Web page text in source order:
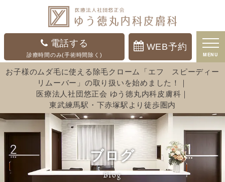
電話する
診療時間のみ(手術時間除く)
WEB予約
MENU
お子様のムダ毛に使える除毛クローム「エフ スピーディー
リムーバー」の取り扱いを始めました！｜
医療法人社団悠正会 ゆう徳丸内科皮膚科｜
東武練馬駅・下赤塚駅より徒歩圏内
ブログ
Blog